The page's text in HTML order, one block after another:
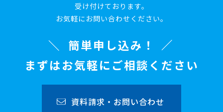
受け付けております。
お気軽にお問い合わせください。
簡単申し込み！
まずはお気軽にご相談ください
資料請求・お問い合わせ